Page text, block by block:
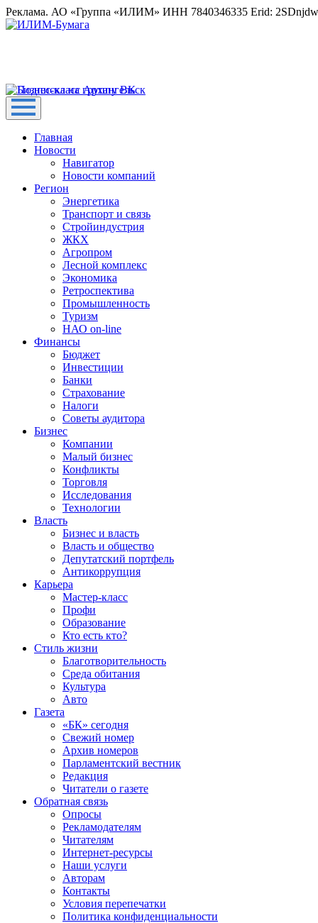
Реклама. АО «Группа «ИЛИМ» ИНН 7840346335 Erid:
Главная
Новости
Навигатор
Новости компаний
Регион
Энергетика
Транспорт и связь
Стройиндустрия
ЖКХ
Агропром
Лесной комплекс
Экономика
Ретроспектива
Промышленность
Туризм
НАО on-line
Финансы
Бюджет
Инвестиции
Банки
Страхование
Налоги
Советы аудитора
Бизнес
Компании
Малый бизнес
Конфликты
Торговля
Исследования
Технологии
Власть
Бизнес и власть
Власть и общество
Депутатский портфель
Антикоррупция
Карьера
Мастер-класс
Профи
Образование
Кто есть кто?
Стиль жизни
Благотворительность
Среда обитания
Культура
Авто
Газета
«БК» сегодня
Свежий номер
Архив номеров
Парламентский вестник
Редакция
Читатели о газете
Обратная связь
Опросы
Рекламодателям
Читателям
Интернет-ресурсы
Наши услуги
Авторам
Контакты
Условия перепечатки
Политика конфиденциальности